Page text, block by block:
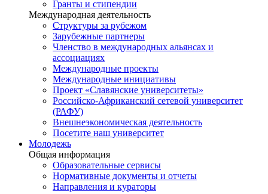
Гранты и стипендии
Международная деятельность
Структуры за рубежом
Зарубежные партнеры
Членство в международных альянсах и
ассоциациях
Международные проекты
Международные инициативы
Проект «Славянские университеты»
Российско-Африканский сетевой университет
(РАФУ)
Внешнеэкономическая деятельность
Посетите наш университет
Молодежь
Общая информация
Образовательные сервисы
Нормативные документы и отчеты
Направления и кураторы